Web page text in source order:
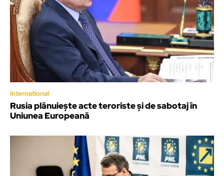
International
Rusia plănuiește acte teroriste și de sabotaj în
Uniunea Europeană